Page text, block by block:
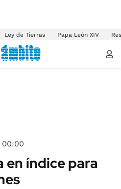
Ley de Tierras Papa León XIV
00:00
en índice para